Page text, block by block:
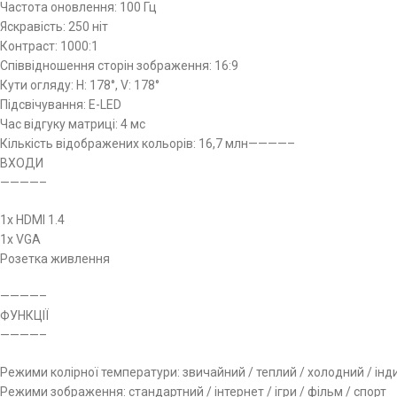
Частота оновлення: 100 Гц
Яскравість: 250 ніт
Контраст: 1000:1
Співвідношення сторін зображення: 16:9
Кути огляду: H: 178°, V: 178°
Підсвічування: E-LED
Час відгуку матриці: 4 мс
Кількість відображених кольорів: 16,7 млн————–
ВХОДИ
————–
1x HDMI 1.4
1x VGA
Розетка живлення
————–
ФУНКЦІЇ
————–
Режими колірної температури: звичайний / теплий / холодний /
Режими зображення: стандартний / інтернет / ігри / фільм / спорт